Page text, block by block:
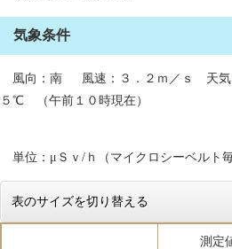
気象条件
風向：南 風速：３．２ｍ／ｓ 天
５℃ （午前１０時現在）
単位：μＳｖ/ｈ（マイクロシーベルト毎
表のサイズを切り替える
測定